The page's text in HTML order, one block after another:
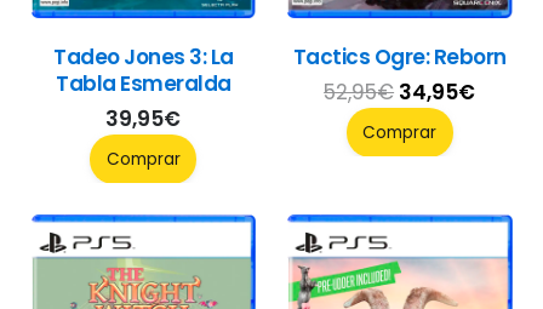
Tadeo Jones 3: La
Tabla Esmeralda
39,95€
Comprar
Tactics Ogre: Reborn
52,95€ El
precio
original
52,95€.
34,95€El
Comprar